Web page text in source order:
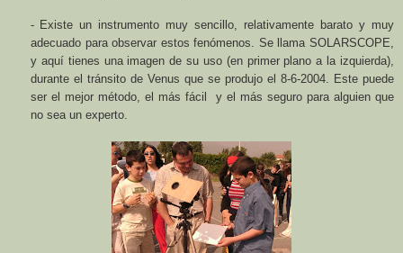
- Existe un instrumento muy sencillo, relativamente barato y muy
adecuado para observar estos fenómenos. Se llama SOLARSCOPE,
y aquí tienes una imagen de su uso (en primer plano a la izquierda),
durante el tránsito de Venus que se produjo el 8-6-2004. Este puede
ser el mejor método, el más fácil y el más seguro para alguien que
no sea un experto.